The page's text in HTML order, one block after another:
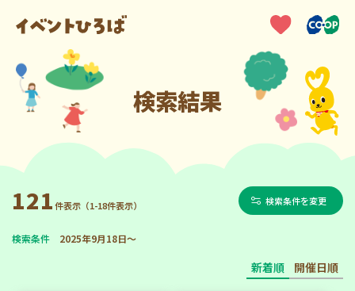
検索結果
121件表示（1-18件表示） 検索条件を変更
検索条件 2025年9月18日～
新着順 開催日順